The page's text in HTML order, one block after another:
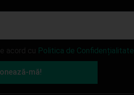
Politica de Confidențialitate.
mă!